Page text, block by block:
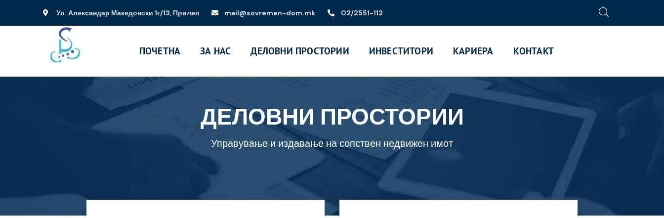
Ул. Александар Македонски 1г/13, Прилеп mail@sovremen-dom.mk 02/2551-112
ПОЧЕТНА ЗА НАС ДЕЛОВНИ ПРОСТОРИИ ИНВЕСТИТОРИ КАРИЕРА КОНТАКТ
ДЕЛОВНИ ПРОСТОРИИ
Управување и издавање на сопствен недвижен имот